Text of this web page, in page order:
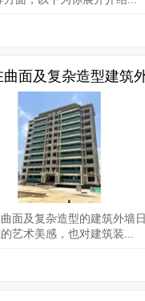
面及复杂造型建筑
面及复杂造型的建筑外墙
艺术美感，也对建筑装...